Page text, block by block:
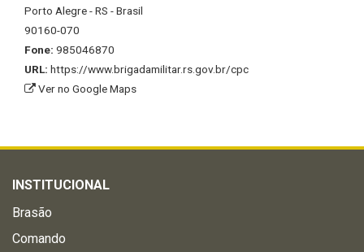
Porto Alegre - RS - Brasil
90160-070
Fone: 985046870
URL: https://www.brigadamilitar.rs.gov.br/cpc
Ver no Google Maps
INSTITUCIONAL
Brasão
Comando